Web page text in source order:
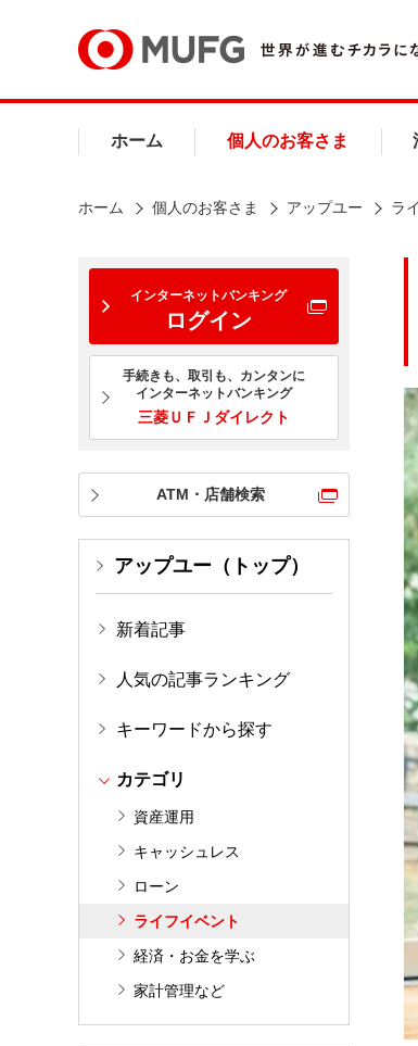
ホーム 個人のお客さま
ホーム 個人のお客さま アップユー ラ
インターネットバンキング
ログイン
手続きも、取引も、カンタンに
インターネットバンキング
三菱ＵＦＪダイレクト
ATM・店舗検索
アップユー（トップ）
新着記事
人気の記事ランキング
キーワードから探す
カテゴリ
資産運用
キャッシュレス
ローン
ライフイベント
経済・お金を学ぶ
家計管理など